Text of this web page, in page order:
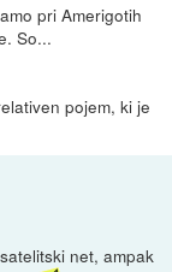
pri Amerigotih
So...
pojem, ki je
net, ampak